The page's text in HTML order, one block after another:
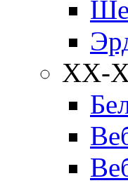
ХХ-